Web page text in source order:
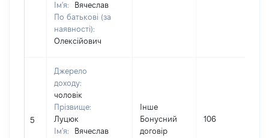
Ім'я:
Вячеслав
По батькові (за
наявності):
Олексійович
5
Джерело
доходу:
чоловік
Прізвище:
Луцюк
Ім'я:
Вячеслав
Інше
Бонусний
договір
106